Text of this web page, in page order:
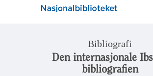
Bibliografi
Den internasjonale
bibliografien